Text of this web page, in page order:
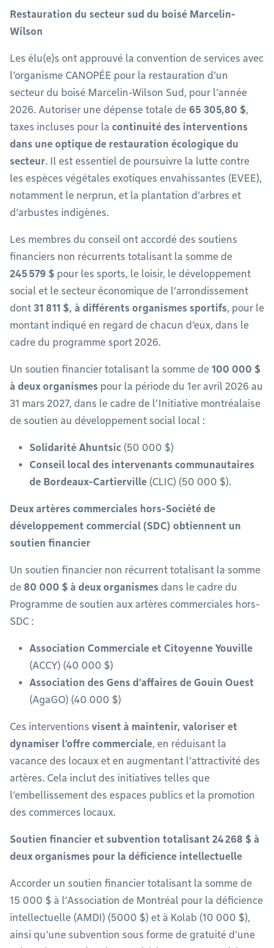
Restauration du secteur sud du boisé Marcelin-
Wilson
Les élu(e)s ont approuvé la convention de services avec
l’organisme CANOPÉE pour la restauration d’un
secteur du boisé Marcelin-Wilson Sud, pour l’année
2026. Autoriser une dépense totale de 65 305,80 $,
taxes incluses pour la continuité des interventions
dans une optique de restauration écologique du
secteur. Il est essentiel de poursuivre la lutte contre
les espèces végétales exotiques envahissantes (EVEE),
notamment le nerprun, et la plantation d’arbres et
d’arbustes indigènes.
Les membres du conseil ont accordé des soutiens
financiers non récurrents totalisant la somme de
245 579 $ pour les sports, le loisir, le développement
social et le secteur économique de l’arrondissement
dont 31 811 $, à différents organismes sportifs, pour le
montant indiqué en regard de chacun d’eux, dans le
cadre du programme sport 2026.
Un soutien financier totalisant la somme de 100 000 $
à deux organismes pour la période du 1er avril 2026 au
31 mars 2027, dans le cadre de l’Initiative montréalaise
de soutien au développement social local :
Solidarité Ahuntsic (50 000 $)
Conseil local des intervenants communautaires
de Bordeaux-Cartierville (CLIC) (50 000 $).
Deux artères commerciales hors-Société de
développement commercial (SDC) obtiennent un
soutien financier
Un soutien financier non récurrent totalisant la somme
de 80 000 $ à deux organismes dans le cadre du
Programme de soutien aux artères commerciales hors-
SDC :
Association Commerciale et Citoyenne Youville
(ACCY) (40 000 $)
Association des Gens d’affaires de Gouin Ouest
(AgaGO) (40 000 $)
Ces interventions visent à maintenir, valoriser et
dynamiser l’offre commerciale, en réduisant la
vacance des locaux et en augmentant l’attractivité des
artères. Cela inclut des initiatives telles que
l’embellissement des espaces publics et la promotion
des commerces locaux.
Soutien financier et subvention totalisant 24 268 $ à
deux organismes pour la déficience intellectuelle
Accorder un soutien financier totalisant la somme de
15 000 $ à l’Association de Montréal pour la déficience
intellectuelle (AMDI) (5000 $) et à Kolab (10 000 $),
ainsi qu’une subvention sous forme de gratuité d’une